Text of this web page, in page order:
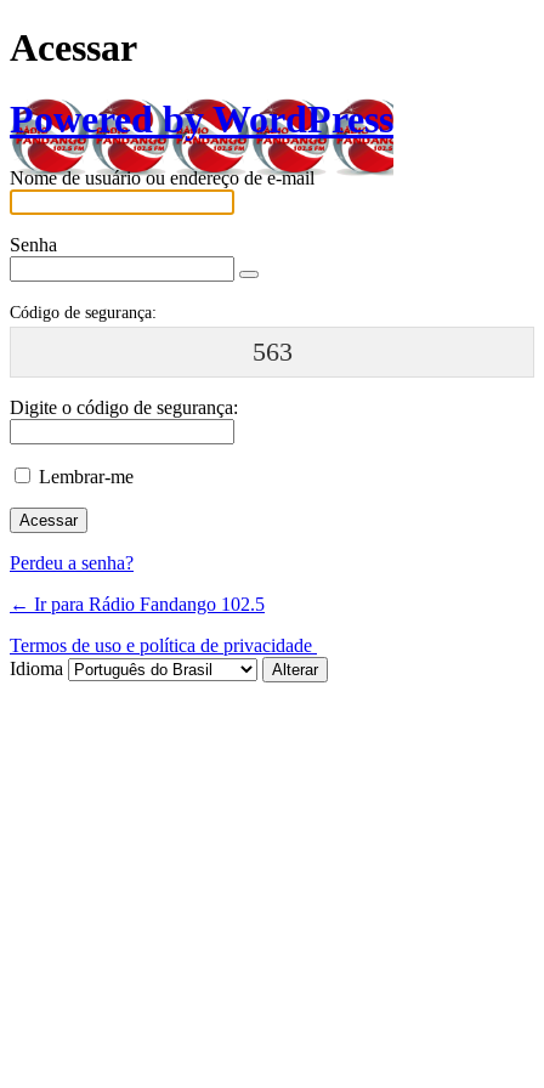
Acessar
Powered by WordPress
Nome de usuário ou endereço de e-mail
Senha
Código de segurança:
563
Digite o código de segurança:
Lembrar-me
Perdeu a senha?
← Ir para Rádio Fandango 102.5
Termos de uso e política de privacidade
Idioma